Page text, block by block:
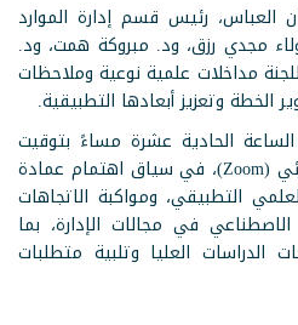
العباس، رئيس قسم إدارة الموارد
مجدي رزق، ود. مبروكة همت، ود.
مداخلات علمية نوعية وملاحظات
وتعزيز أبعادها التطبيقية.
الحادية عشرة مساءً بتوقيت
مكة المكرمة، عبر الاتصال المرئي (Zoom)، في سياق اهتمام عمادة
التطبيقي، ومواكبة الاتجاهات
في مجالات الإدارة، بما
العليا وتلبية متطلبات